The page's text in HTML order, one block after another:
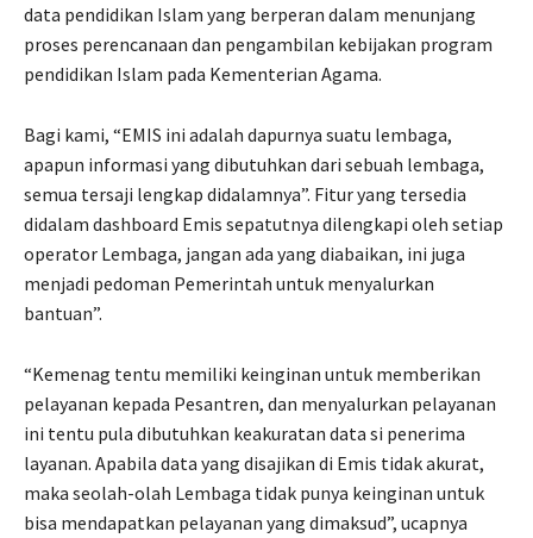
data pendidikan Islam yang berperan dalam menunjang
proses perencanaan dan pengambilan kebijakan program
pendidikan Islam pada Kementerian Agama.
Bagi kami, “EMIS ini adalah dapurnya suatu lembaga,
apapun informasi yang dibutuhkan dari sebuah lembaga,
semua tersaji lengkap didalamnya”. Fitur yang tersedia
didalam dashboard Emis sepatutnya dilengkapi oleh setiap
operator Lembaga, jangan ada yang diabaikan, ini juga
menjadi pedoman Pemerintah untuk menyalurkan
bantuan”.
“Kemenag tentu memiliki keinginan untuk memberikan
pelayanan kepada Pesantren, dan menyalurkan pelayanan
ini tentu pula dibutuhkan keakuratan data si penerima
layanan. Apabila data yang disajikan di Emis tidak akurat,
maka seolah-olah Lembaga tidak punya keinginan untuk
bisa mendapatkan pelayanan yang dimaksud”, ucapnya